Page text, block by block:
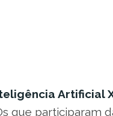
Artificial
que participaram